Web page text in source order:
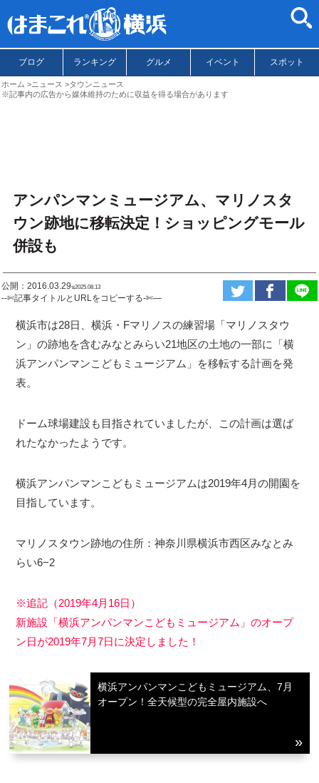
ブログ ランキング グルメ イベント スポット
ホーム ニュース
タウンニュース
※記事内の広告から媒体維持のために収益を得る場合があります
アンパンマンミュージアム、マリノスタ
ウン跡地に移転決定！ショッピングモール
併設も
公開：2016.03.29ಇ2025.08.13
--✄記事タイトルとURLをコピーする-✄—
横浜市は28日、横浜・Fマリノスの練習場「マリノスタウ
ン」の跡地を含むみなとみらい21地区の土地の一部に「横
浜アンパンマンこどもミュージアム」を移転する計画を発
表。
ドーム球場建設も目指されていましたが、この計画は選ば
れたなかったようです。
横浜アンパンマンこどもミュージアムは2019年4月の開園を
目指しています。
マリノスタウン跡地の住所：神奈川県横浜市西区みなとみ
らい6−2
※追記（2019年4月16日）
新施設「横浜アンパンマンこどもミュージアム」のオープ
ン日が2019年7月7日に決定しました！
横浜アンパンマンこどもミュージアム、7月
オープン！全天候型の完全屋内施設へ